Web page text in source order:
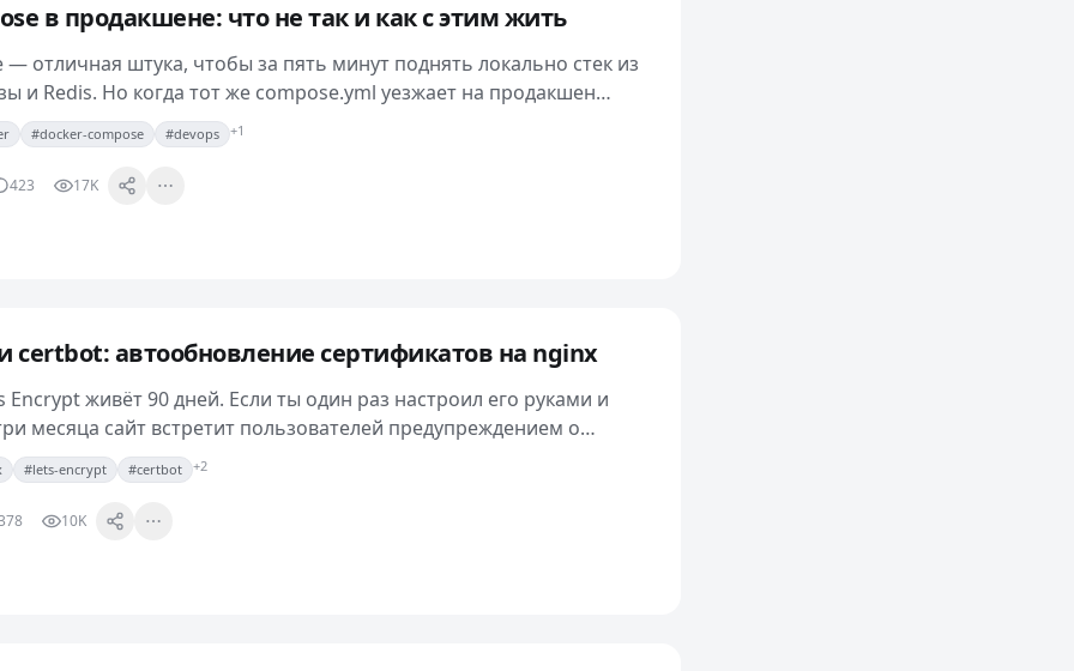
в продакшене: что не так и как с этим жить
отличная штука, чтобы за пять минут поднять локально стек из
и Redis. Но когда тот же compose.yml уезжает на продакшен
обнаруживается, что…
#docker-compose #devops +1
423 17K
certbot: автообновление сертификатов на nginx
Encrypt живёт 90 дней. Если ты один раз настроил его руками и
месяца сайт встретит пользователей предупреждением о
Поэтому автообновление…
#lets-encrypt #certbot +2
10K